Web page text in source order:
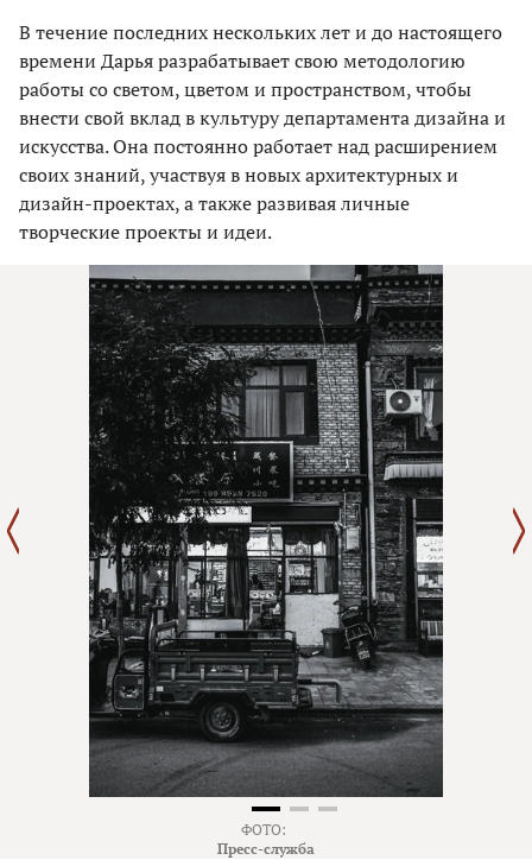
В течение последних нескольких лет и до настоящего
времени Дарья разрабатывает свою методологию
работы со светом, цветом и пространством, чтобы
внести свой вклад в культуру департамента дизайна и
искусства. Она постоянно работает над расширением
своих знаний, участвуя в новых архитектурных и
дизайн-проектах, а также развивая личные
творческие проекты и идеи.
ФОТО:
Пресс-служба